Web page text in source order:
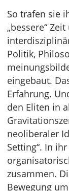
So trafen sie
„bessere“
Politik,
eingebaut.
Erfahrung.
den Eliten in
neoliberaler
Setting“. In
zusammen.
Bewegung